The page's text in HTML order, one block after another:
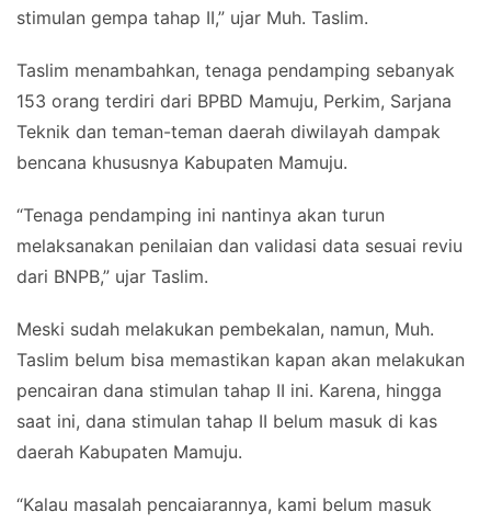
stimulan gempa tahap II,” ujar Muh. Taslim.
Taslim menambahkan, tenaga pendamping sebanyak
153 orang terdiri dari BPBD Mamuju, Perkim, Sarjana
Teknik dan teman-teman daerah diwilayah dampak
bencana khususnya Kabupaten Mamuju.
“Tenaga pendamping ini nantinya akan turun
melaksanakan penilaian dan validasi data sesuai reviu
dari BNPB,” ujar Taslim.
Meski sudah melakukan pembekalan, namun, Muh.
Taslim belum bisa memastikan kapan akan melakukan
pencairan dana stimulan tahap II ini. Karena, hingga
saat ini, dana stimulan tahap II belum masuk di kas
daerah Kabupaten Mamuju.
“Kalau masalah pencaiarannya, kami belum masuk